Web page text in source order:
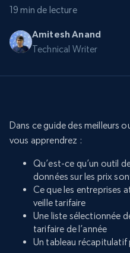
19 min de lecture
Amitesh Anand
Technical Writer
Dans ce guide des meilleurs
vous apprendrez :
Qu’est-ce qu’un outil
données sur les prix
Ce que les entreprises
veille tarifaire
Une liste sélectionnée
tarifaire de l’année
Un tableau